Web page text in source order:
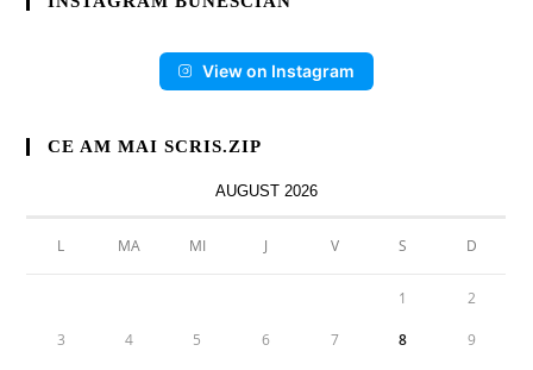
View on Instagram
CE AM MAI SCRIS.ZIP
AUGUST 2026
L MA MI J V S D
1 2
3 4 5 6 7 8 9